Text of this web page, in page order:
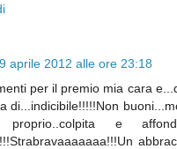
aprile 2012 alle ore 23:18
per il premio mia cara
di...indicibile!!!!!Non
proprio..colpita e